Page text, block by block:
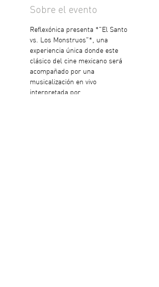
Sobre el evento
Reflexónica presenta *"El Santo
vs. Los Monstruos"*, una
experiencia única donde este
clásico del cine mexicano será
acompañado por una
musicalización en vivo
interpretada por